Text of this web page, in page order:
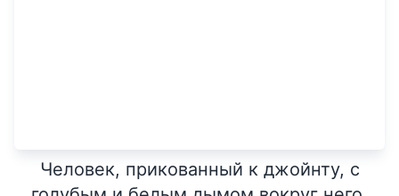
Человек, прикованный к джойнту, с